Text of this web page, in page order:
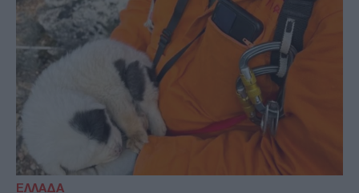
ΕΛΛΑΔΑ